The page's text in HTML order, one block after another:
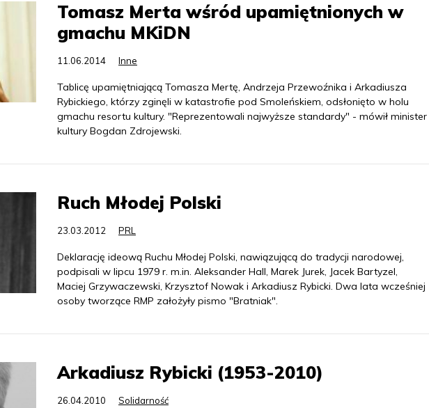
Tomasz Merta wśród upamiętnionych w
gmachu MKiDN
11.06.2014 Inne
Tablicę upamiętniającą Tomasza Mertę, Andrzeja Przewoźnika i Arkadiusza
Rybickiego, którzy zginęli w katastrofie pod Smoleńskiem, odsłonięto w holu
gmachu resortu kultury. "Reprezentowali najwyższe standardy" - mówił minister
kultury Bogdan Zdrojewski.
Ruch Młodej Polski
23.03.2012 PRL
Deklarację ideową Ruchu Młodej Polski, nawiązującą do tradycji narodowej,
podpisali w lipcu 1979 r. m.in. Aleksander Hall, Marek Jurek, Jacek Bartyzel,
Maciej Grzywaczewski, Krzysztof Nowak i Arkadiusz Rybicki. Dwa lata wcześniej
osoby tworzące RMP założyły pismo "Bratniak".
Arkadiusz Rybicki (1953-2010)
26.04.2010 Solidarność